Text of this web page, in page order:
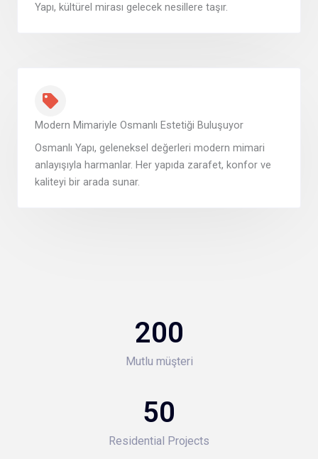
Yapı, kültürel mirası gelecek nesillere taşır.
Modern Mimariyle Osmanlı Estetiği Buluşuyor
Osmanlı Yapı, geleneksel değerleri modern mimari
anlayışıyla harmanlar. Her yapıda zarafet, konfor ve
kaliteyi bir arada sunar.
Mutlu müşteri
200
Residential Projects
50